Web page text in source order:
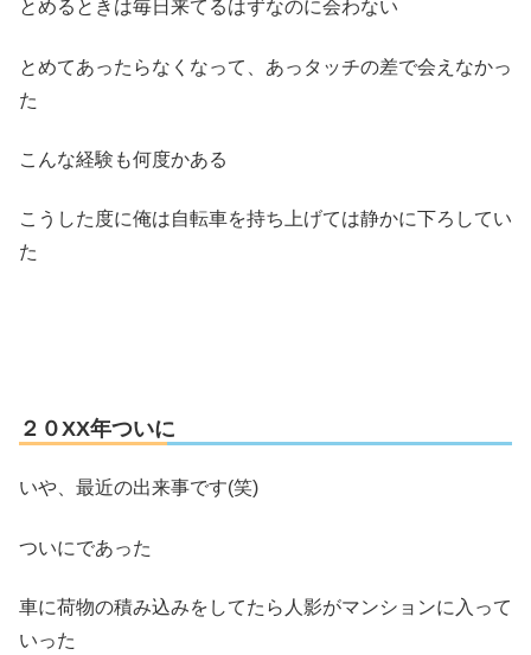
とめるときは毎日来てるはずなのに会わない
とめてあったらなくなって、あっタッチの差で会えなかっ
た
こんな経験も何度かある
こうした度に俺は自転車を持ち上げては静かに下ろしてい
た
２０XX年ついに
いや、最近の出来事です(笑)
ついにであった
車に荷物の積み込みをしてたら人影がマンションに入って
いった